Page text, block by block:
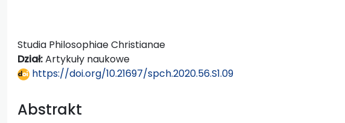
Studia Philosophiae Christianae
Dział:Artykuły naukowe
https://doi.org/10.21697/spch.2020.56.S1.09
Abstrakt